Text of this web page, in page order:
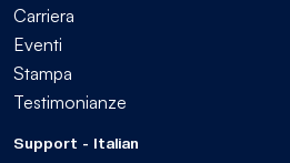
Carriera
Eventi
Stampa
Testimonianze
Support - Italian